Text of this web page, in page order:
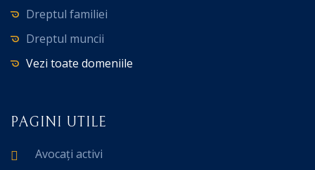
Dreptul familiei
Dreptul muncii
Vezi toate domeniile
PAGINI UTILE
Avocați activi